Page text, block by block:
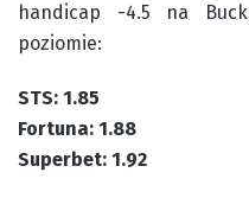
handicap -4.5 na
poziomie:
STS: 1.85
Fortuna: 1.88
Superbet: 1.92